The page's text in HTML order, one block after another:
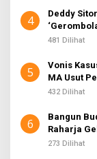
4
Deddy
Sufmi
481 Dilihat
5
Vonis
MA Usut
432 Dilihat
6
Bangun
Raharja
Industri
273 Dilihat